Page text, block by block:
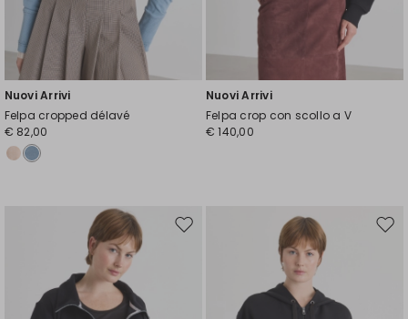
Nuovi Arrivi
Felpa cropped délavé
€ 82,00
Nuovi Arrivi
Felpa crop con scollo a V
€ 140,00
Sposta